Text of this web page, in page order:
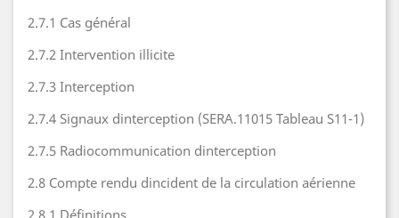
2.7.1 Cas général
2.7.2 Intervention illicite
2.7.3 Interception
2.7.4 Signaux dinterception (SERA.11015 Tableau S11-1)
2.7.5 Radiocommunication dinterception
2.8 Compte rendu dincident de la circulation aérienne
2.8.1 Définitions